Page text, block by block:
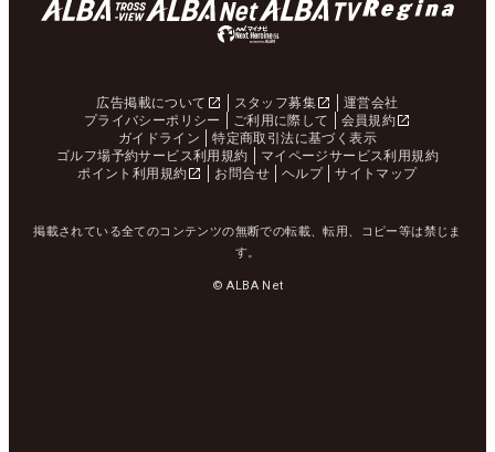
広告掲載について スタッフ募集
運営会社
プライバシーポリシー
ご利用に際して
会員規約
ガイドライン
特定商取引法に基づく表示
ゴルフ場予約サービス利用規約
マイページサービス利用規約
ポイント利用規約
お問合せ ヘルプ サイトマップ
掲載されている全てのコンテンツの無断での転載、転用、コピー等は禁じま
す。
© ALBA Net